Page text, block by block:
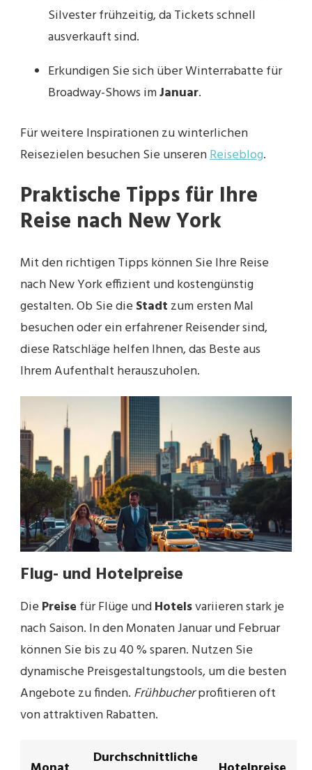
Silvester frühzeitig, da Tickets schnell
ausverkauft sind.
Erkundigen Sie sich über Winterrabatte für
Broadway-Shows imJanuar.
Für weitere Inspirationen zu winterlichen
Reisezielen besuchen Sie unserenReiseblog.
Praktische Tipps für Ihre
Reise nach New York
Mit den richtigen Tipps können Sie Ihre Reise
nach New York effizient und kostengünstig
gestalten. Ob Sie die Stadt zum ersten Mal
besuchen oder ein erfahrener Reisender sind,
diese Ratschläge helfen Ihnen, das Beste aus
Ihrem Aufenthalt herauszuholen.
Flug- und Hotelpreise
Die Preise für Flüge undHotelsvariieren stark je
nach Saison. In den Monaten Januar und Februar
können Sie bis zu 40 % sparen. Nutzen Sie
dynamische Preisgestaltungstools, um die besten
Angebote zu finden. Frühbucherprofitieren oft
von attraktiven Rabatten.
Durchschnittliche